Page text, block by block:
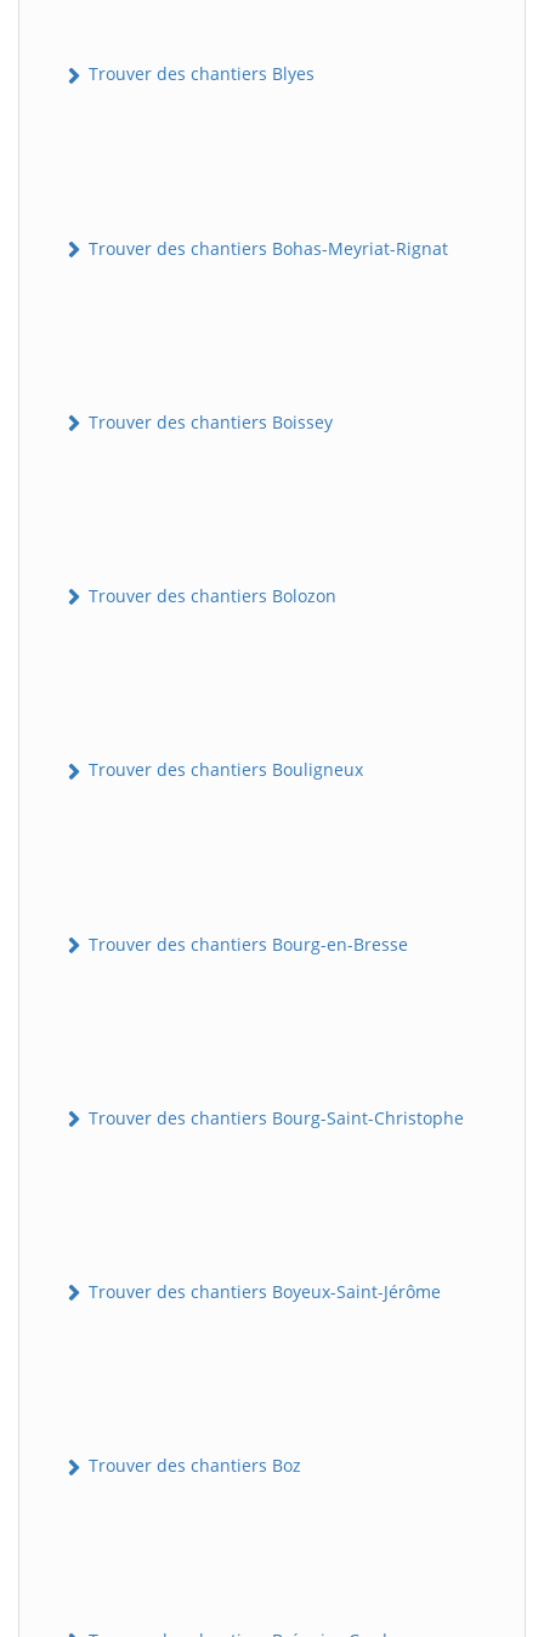
Trouver des chantiers Blyes
Trouver des chantiers Bohas-Meyriat-Rignat
Trouver des chantiers Boissey
Trouver des chantiers Bolozon
Trouver des chantiers Bouligneux
Trouver des chantiers Bourg-en-Bresse
Trouver des chantiers Bourg-Saint-Christophe
Trouver des chantiers Boyeux-Saint-Jérôme
Trouver des chantiers Boz